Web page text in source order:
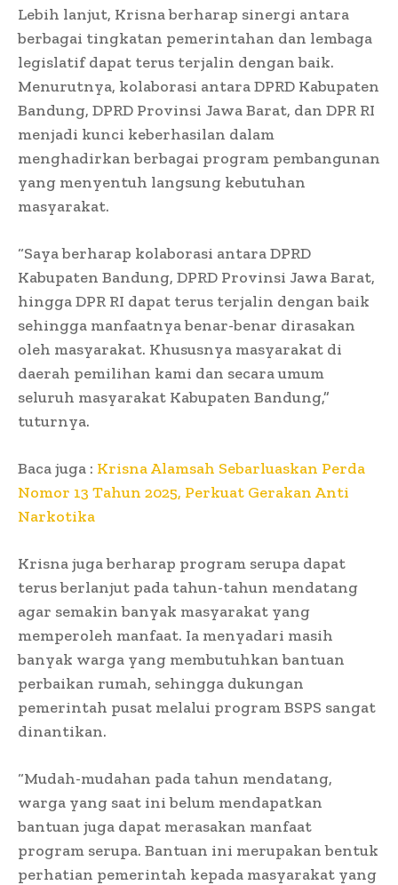
Lebih lanjut, Krisna berharap sinergi antara
berbagai tingkatan pemerintahan dan lembaga
legislatif dapat terus terjalin dengan baik.
Menurutnya, kolaborasi antara DPRD Kabupaten
Bandung, DPRD Provinsi Jawa Barat, dan DPR RI
menjadi kunci keberhasilan dalam
menghadirkan berbagai program pembangunan
yang menyentuh langsung kebutuhan
masyarakat.
“Saya berharap kolaborasi antara DPRD
Kabupaten Bandung, DPRD Provinsi Jawa Barat,
hingga DPR RI dapat terus terjalin dengan baik
sehingga manfaatnya benar-benar dirasakan
oleh masyarakat. Khususnya masyarakat di
daerah pemilihan kami dan secara umum
seluruh masyarakat Kabupaten Bandung,”
tuturnya.
Baca juga : Krisna Alamsah Sebarluaskan Perda
Nomor 13 Tahun 2025, Perkuat Gerakan Anti
Narkotika
Krisna juga berharap program serupa dapat
terus berlanjut pada tahun-tahun mendatang
agar semakin banyak masyarakat yang
memperoleh manfaat. Ia menyadari masih
banyak warga yang membutuhkan bantuan
perbaikan rumah, sehingga dukungan
pemerintah pusat melalui program BSPS sangat
dinantikan.
“Mudah-mudahan pada tahun mendatang,
warga yang saat ini belum mendapatkan
bantuan juga dapat merasakan manfaat
program serupa. Bantuan ini merupakan bentuk
perhatian pemerintah kepada masyarakat yang